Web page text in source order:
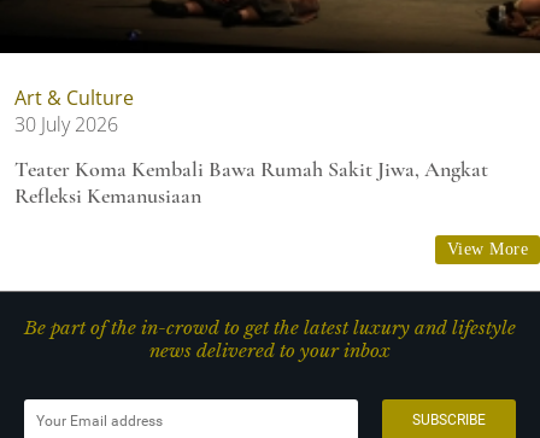
Art & Culture
30 July 2026
Teater Koma Kembali Bawa Rumah Sakit Jiwa, Angkat
Refleksi Kemanusiaan
View More
Be part of the in-crowd to get the latest luxury and lifestyle
news delivered to your inbox